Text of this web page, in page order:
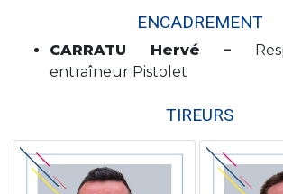
ENCADREMENT
CARRATU Hervé –
entraîneur Pistolet
TIREURS